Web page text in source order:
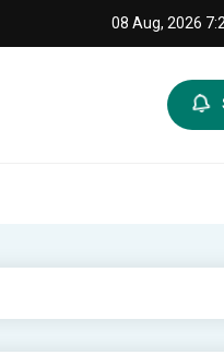
08 Aug, 2026